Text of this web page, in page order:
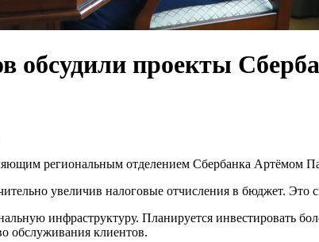
проекты
региональным отделением Сбербанка Артёмом
увеличив налоговые отчисления в бюджет. Это
инфраструктуру. Планируется инвестировать
обслуживания клиентов.